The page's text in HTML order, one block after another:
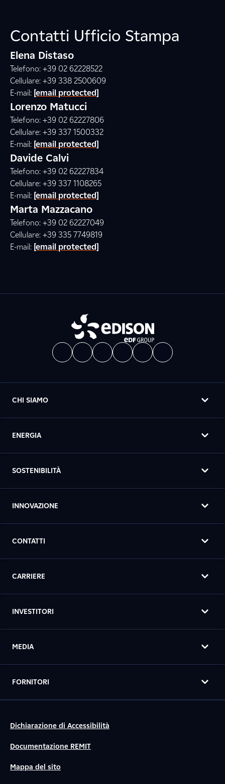
Contatti Ufficio Stampa
Elena Distaso
Telefono: +39 02 62228522
Cellulare: +39 338 2500609
E-mail: [email protected]
Lorenzo Matucci
Telefono: +39 02 62227806
Cellulare: +39 337 1500332
E-mail: [email protected]
Davide Calvi
Telefono: +39 02 62227834
Cellulare: +39 337 1108265
E-mail: [email protected]
Marta Mazzacano
Telefono: +39 02 62227049
Cellulare: +39 335 7749819
E-mail: [email protected]
CHI SIAMO
ENERGIA
SOSTENIBILITÀ
INNOVAZIONE
CONTATTI
CARRIERE
INVESTITORI
MEDIA
FORNITORI
Dichiarazione di Accessibilità
Documentazione REMIT
Mappa del sito